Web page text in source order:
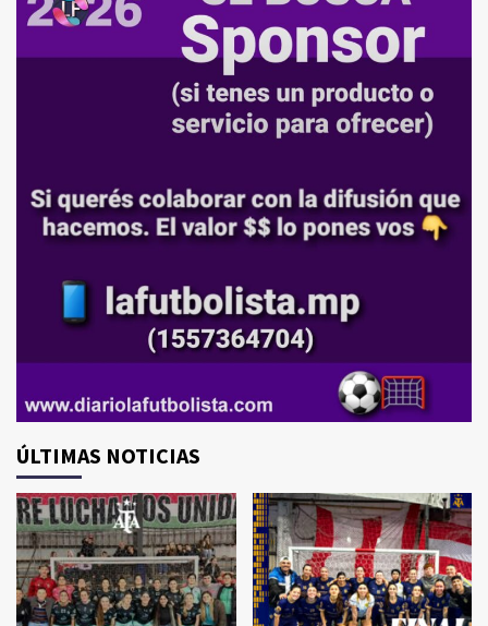
ÚLTIMAS NOTICIAS